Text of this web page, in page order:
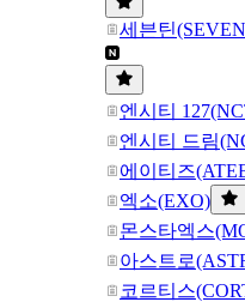
세븐틴
엔시티
엔시티 드림
에이티즈
엑소(EXO)
몬스타엑스
아스트로
코르티스